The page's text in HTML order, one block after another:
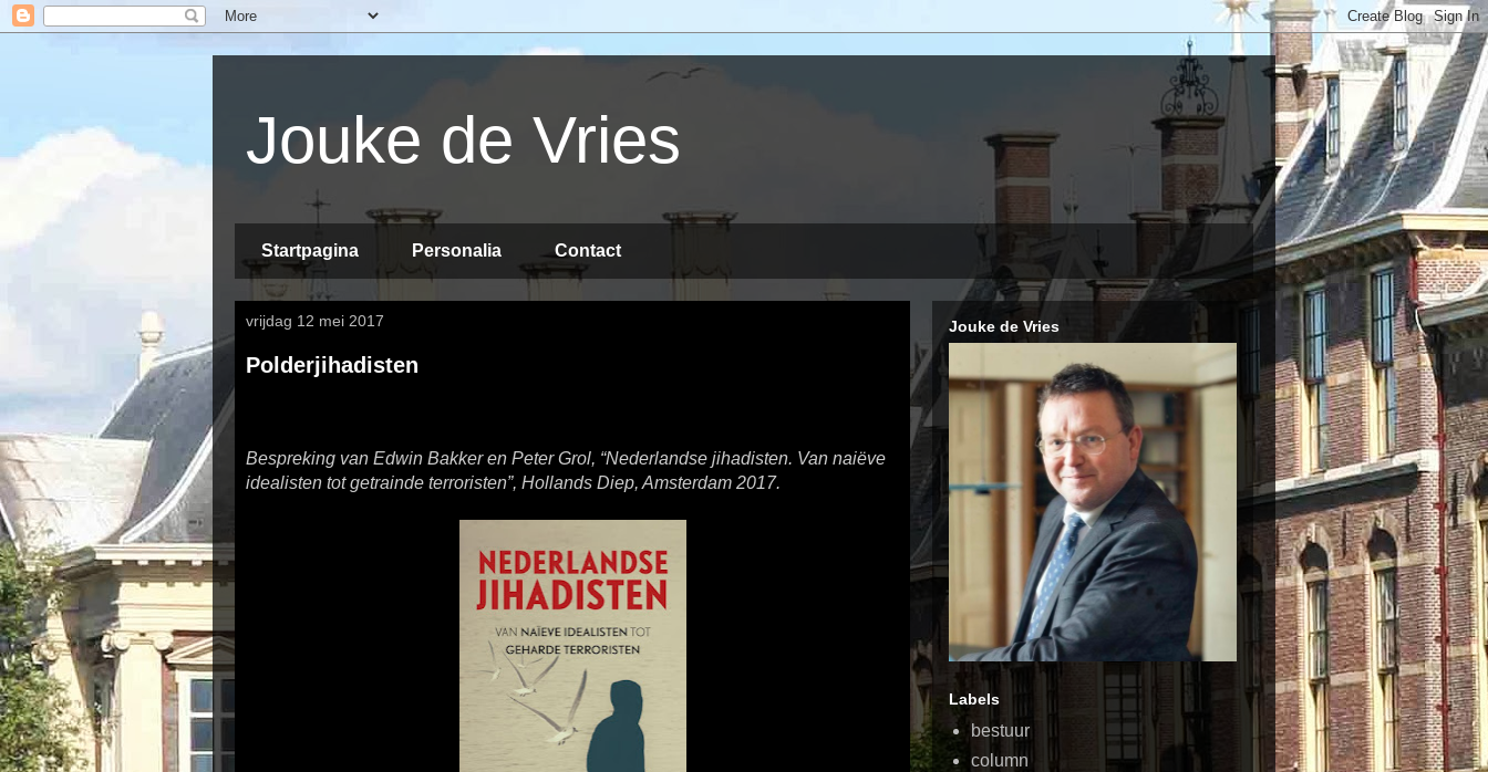
Jouke de Vries
Startpagina Personalia Contact
vrijdag 12 mei 2017
Polderjihadisten
Bespreking van Edwin Bakker en Peter Grol, “Nederlandse jihadisten. Van naiëve
idealisten tot getrainde terroristen”, Hollands Diep, Amsterdam 2017.
Jouke de Vries
Labels
bestuur
column